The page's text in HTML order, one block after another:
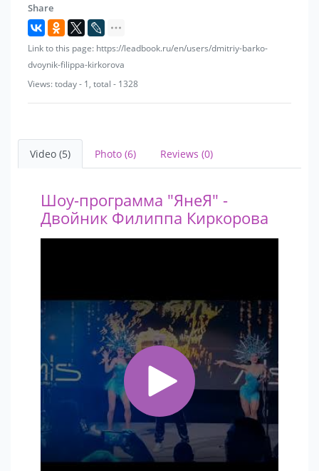
Share
Link to this page: https://leadbook.ru/en/users/dmitriy-barko-
dvoynik-filippa-kirkorova
Views: today - 1, total - 1328
Video (5) Photo (6) Reviews (0)
Шоу-программа "ЯнеЯ" -
Двойник Филиппа Киркорова